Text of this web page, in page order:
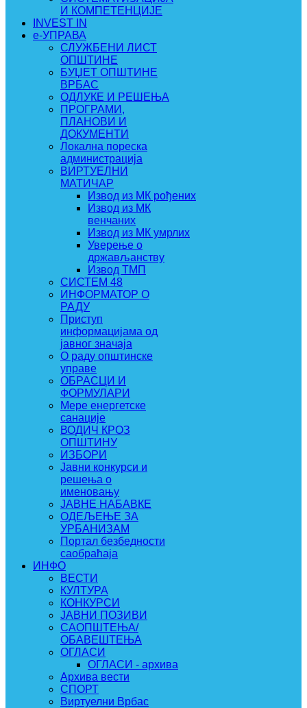
И КОМПЕТЕНЦИЈЕ
INVEST IN
e-УПРАВА
СЛУЖБЕНИ ЛИСТ
ОПШТИНЕ
БУЏЕТ ОПШТИНЕ
ВРБАС
ОДЛУКЕ И РЕШЕЊА
ПРОГРАМИ,
ПЛАНОВИ И
ДОКУМЕНТИ
Локална пореска
администрација
ВИРТУЕЛНИ
МАТИЧАР
Извод из МК рођених
Извод из МК
венчаних
Извод из МК умрлих
Уверење о
држављанству
Извод ТМП
СИСТЕМ 48
ИНФОРМАТОР О
РАДУ
Приступ
информацијама од
јавног значаја
О раду општинске
управе
ОБРАСЦИ И
ФОРМУЛАРИ
Мере енергетске
санације
ВОДИЧ КРОЗ
ОПШТИНУ
ИЗБОРИ
Јавни конкурси и
решења о
именовању
ЈАВНЕ НАБАВКЕ
ОДЕЉЕЊЕ ЗА
УРБАНИЗАМ
Портал безбедности
саобраћаја
ИНФО
ВЕСТИ
КУЛТУРА
КОНКУРСИ
ЈАВНИ ПОЗИВИ
САОПШТЕЊА/
ОБАВЕШТЕЊА
ОГЛАСИ
ОГЛАСИ - архива
Архива вести
СПОРТ
Виртуелни Врбас